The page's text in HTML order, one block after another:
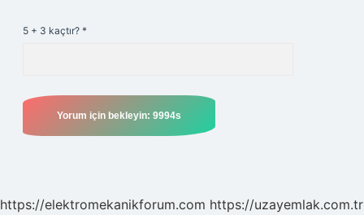
5 + 3 kaçtır? *
https://elektromekanikforum.com https://uzayemlak.com.tr